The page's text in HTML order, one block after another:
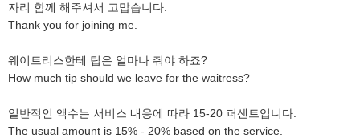
자리 함께 해주셔서 고맙습니다.
Thank you for joining me.
웨이트리스한테 팁은 얼마나 줘야 하죠?
How much tip should we leave for the waitress?
일반적인 액수는 서비스 내용에 따라 15-20 퍼센트입니다.
The usual amount is 15% - 20% based on the service.